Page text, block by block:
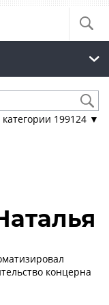
категории 199124 ▼
концерна